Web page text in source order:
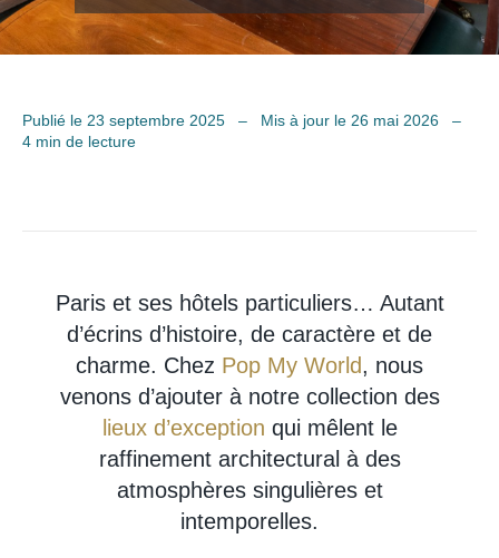
Publié le 23 septembre 2025 – Mis à jour le 26 mai 2026
–
4 min de lecture
Paris et ses hôtels particuliers… Autant
d’écrins d’histoire, de caractère et de
charme. Chez Pop My World, nous
venons d’ajouter à notre collection des
lieux d’exception qui mêlent le
raffinement architectural à des
atmosphères singulières et
intemporelles.